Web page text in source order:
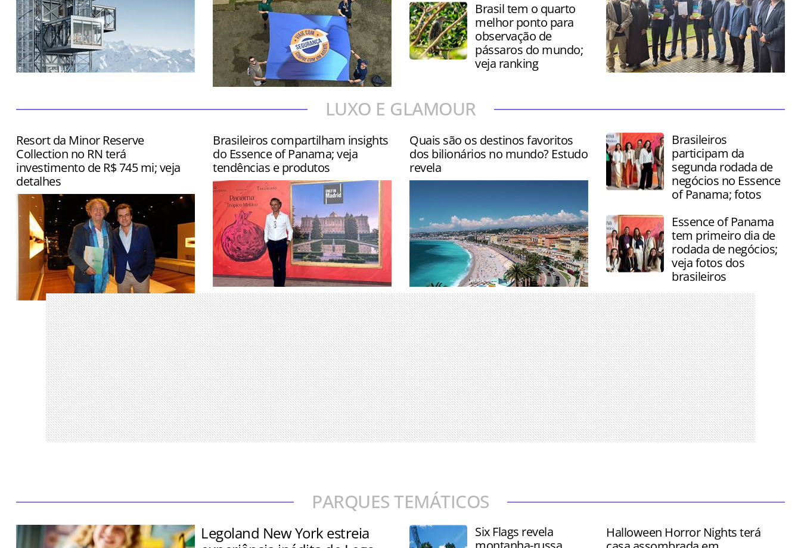
inspections nos hotéis Wyndham
Grand Rio Mar e Hyatt Centric Isla Ver…
Express, em Curitiba
Brasil tem o quarto
melhor ponto para
observação de
pássaros do mundo;
veja ranking
LUXO E GLAMOUR
Resort da Minor Reserve
Collection no RN terá
investimento de R$ 745 mi; veja
detalhes
Aventora Baía Formosa Resort terá 70
quartos, 28 villas branded residences e
será inaugurado em 2029
Brasileiros compartilham insights
do Essence of Panama; veja
tendências e produtos
Encontro reuniu associados e
parceiros Serandipians e Takumians by
Traveller Made de 77 países
Quais são os destinos favoritos
dos bilionários no mundo? Estudo
revela
Pesquisa analisou 25 destinos para
determinar onde os viajantes mais
ricos escolhem passar seu tempo
Brasileiros
participam da
segunda rodada de
negócios no Essence
of Panama; fotos
Essence of Panama
tem primeiro dia de
rodada de negócios;
veja fotos dos
brasileiros
PARQUES TEMÁTICOS
Legoland New York estreia
Six Flags revela
Halloween Horror Nights terá